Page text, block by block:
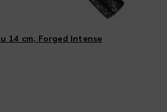
14 cm, Forged Intense